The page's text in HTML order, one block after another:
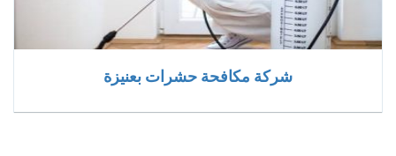
شركة مكافحة حشرات بعنيزة